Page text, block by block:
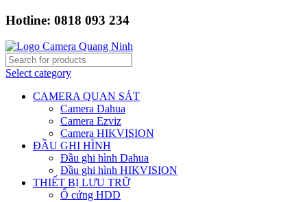
Hotline: 0818 093 234
Select category
CAMERA QUAN SÁT
Camera Dahua
Camera Ezviz
Camera HIKVISION
ĐẦU GHI HÌNH
Đầu ghi hình Dahua
Đầu ghi hình HIKVISION
THIẾT BỊ LƯU TRỮ
Ổ cứng HDD